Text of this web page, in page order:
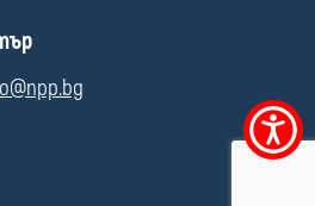
Меню
за